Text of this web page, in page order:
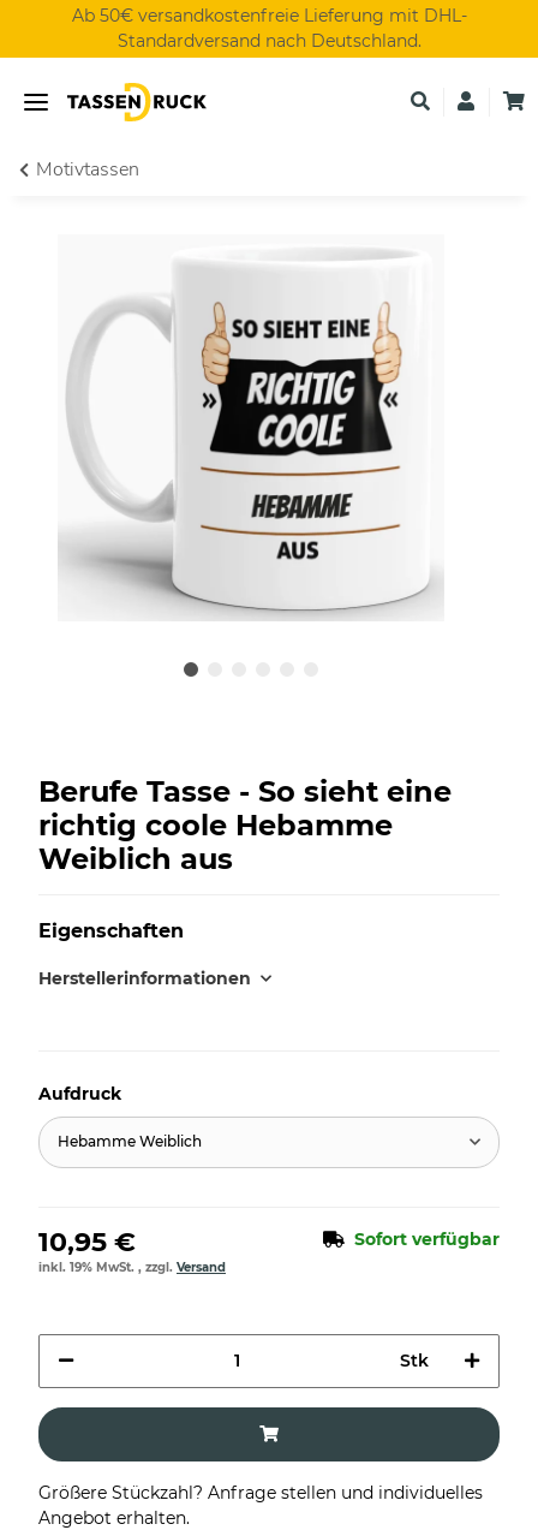
Ab 50€ versandkostenfreie Lieferung mit DHL-
Standardversand nach Deutschland.
Motivtassen
Berufe Tasse - So sieht eine
richtig coole Hebamme
Weiblich aus
Eigenschaften
Herstellerinformationen
Aufdruck
Hebamme Weiblich
10,95 € Sofort verfügbar
inkl. 19% MwSt. , zzgl. Versand
Stk
Größere Stückzahl? Anfrage stellen und individuelles
Angebot erhalten.